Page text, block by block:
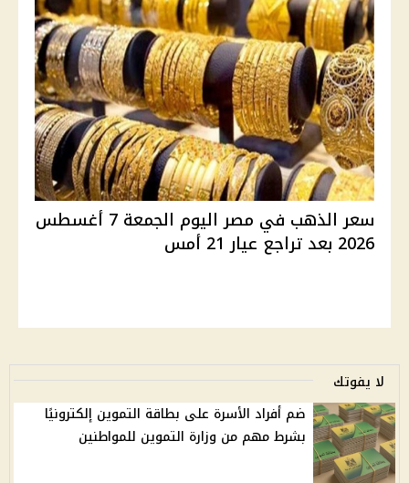
سعر الذهب في مصر اليوم الجمعة 7 أغسطس
2026 بعد تراجع عيار 21 أمس
لا يفوتك
ضم أفراد الأسرة على بطاقة التموين إلكترونيًا
بشرط مهم من وزارة التموين للمواطنين